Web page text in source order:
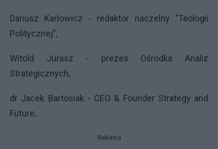
Dariusz Karłowicz - redaktor naczelny "Teologii
Politycznej",
Witold Jurasz - prezes Ośrodka Analiz
Strategicznych,
dr Jacek Bartosiak - CEO & Founder Strategy and
Future,
Reklama